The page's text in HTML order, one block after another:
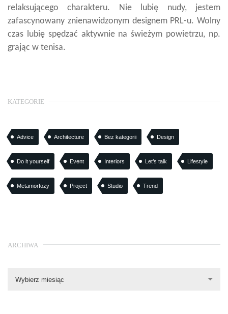
relaksującego charakteru. Nie lubię nudy, jestem
zafascynowany znienawidzonym designem PRL-u. Wolny
czas lubię spędzać aktywnie na świeżym powietrzu, np.
grając w tenisa.
KATEGORIE
Advice Architecture Bez kategorii Design
Do it yourself Event Interiors Let’s talk Lifestyle
Metamorfozy Project Studio Trend
ARCHIWA
Wybierz miesiąc